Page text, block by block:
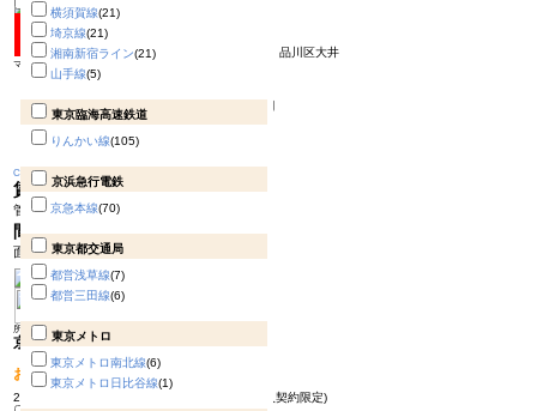
横須賀線(21)
埼京線(21)
湘南新宿ライン(21)
山手線(5)
東京臨海高速鉄道
りんかい線(105)
京浜急行電鉄
京急本線(70)
東京都交通局
都営浅草線(7)
都営三田線(6)
東京メトロ
東京メトロ南北線(6)
東京メトロ日比谷線(1)
レジディア大井町Ⅱ0505号室 品川区大井
マンション
Change
賃料18.6万円
管理費 20000円
間取り1R
面積 33.41㎡
所在地：品川区大井
京浜東北線 大井町駅 徒歩5分
おすすめPOINT!
2026年9月リノベーション完工予定／敷金0(個人契約限定)